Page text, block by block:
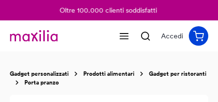
Oltre 100.000 clienti soddisfatti
Accedi
Gadget personalizzati Prodotti alimentari
Gadget per ristoranti
Porta pranzo